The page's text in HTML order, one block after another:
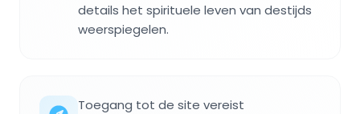
details het spirituele leven van destijds
weerspiegelen.
Toegang tot de site vereist